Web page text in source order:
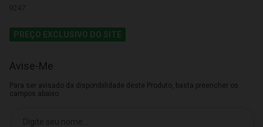
9247
PREÇO EXCLUSIVO DO SITE
Avise-Me
Para ser avisado da disponibilidade deste Produto, basta preencher os
campos abaixo.